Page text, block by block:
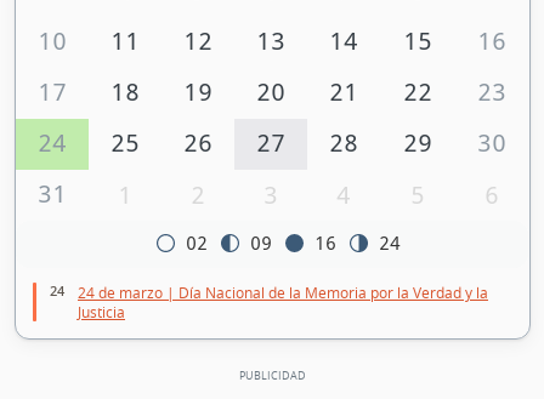
10
11 12 13 14 15
16
17
18 19 20 21 22
23
24
25 26 27 28 29
30
31
1 2 3 4 5 6
02 09 16 24
24
24 de marzo | Día Nacional de la Memoria por la Verdad y la
Justicia